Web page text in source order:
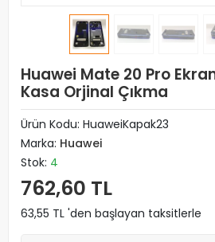
Huawei Mate 20 Pro
Kasa Orjinal Çıkma
Ürün Kodu: HuaweiKapak23
Marka: Huawei
Stok: 4
762,60 TL
63,55 TL 'den başlayan taksitlerle